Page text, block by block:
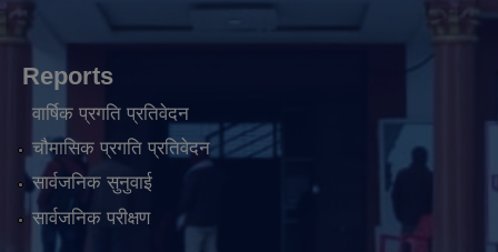
Reports
वार्षिक प्रगति प्रतिवेदन
चौमासिक प्रगति प्रतिवेदन
सार्वजनिक सुनुवाई
सार्वजनिक परीक्षण